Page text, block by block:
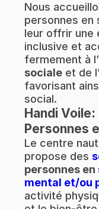
Nous
personnes en
leur offrir une
inclusive et
fermement à
sociale et de
favorisant
social.
Handi Voile:
Personnes
Le centre
propose des
personnes en
mental et/ou
activité